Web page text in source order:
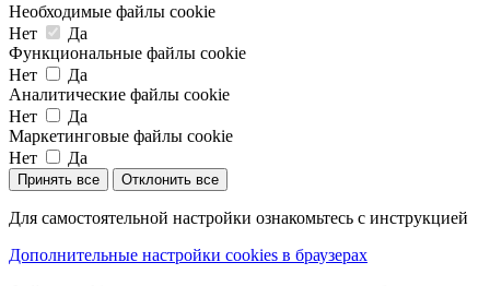
Необходимые файлы cookie
Нет
Да
Функциональные файлы cookie
Нет
Да
Аналитические файлы cookie
Нет
Да
Маркетинговые файлы cookie
Нет
Да
Принять все Отклонить все
Для самостоятельной настройки ознакомьтесь с инструкцией
Дополнительные настройки cookies в браузерах